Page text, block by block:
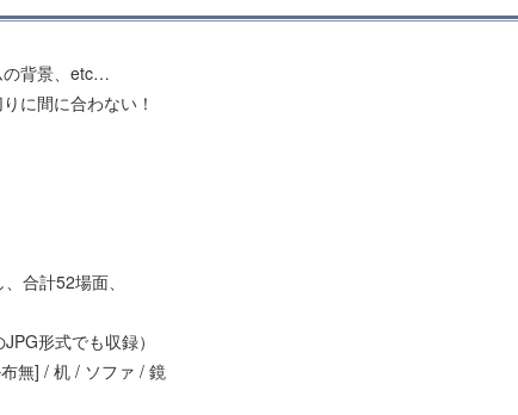
の背景、etc…
に間に合わない！
合計52場面、
形式でも収録）
無] / 机 / ソファ / 鏡